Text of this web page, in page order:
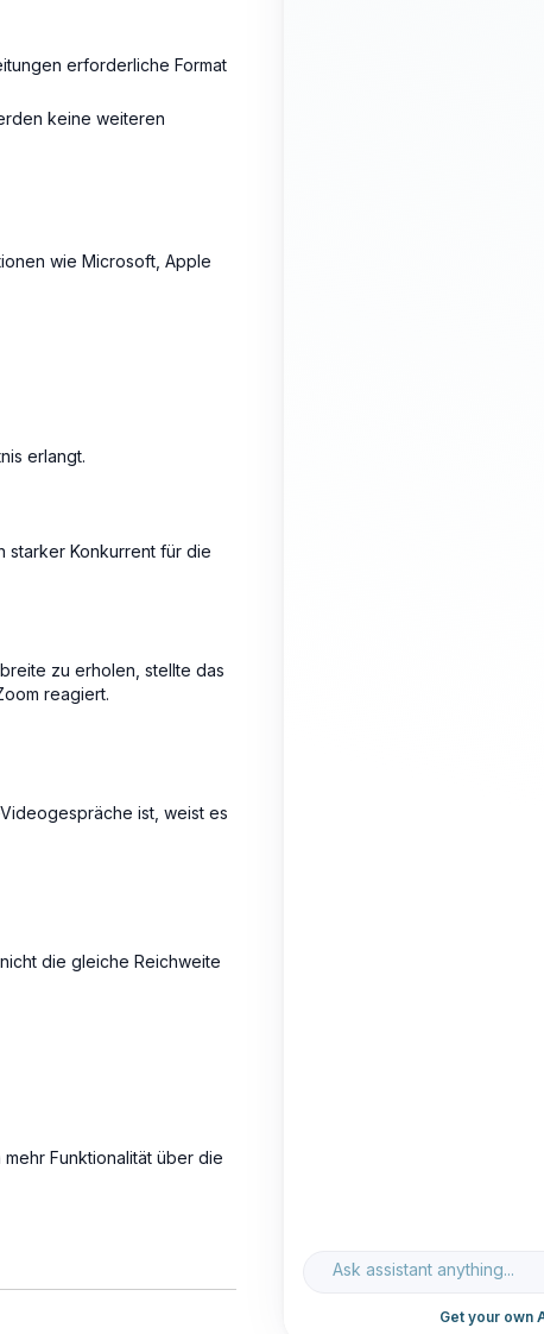
erforderliche Format
keine weiteren
wie Microsoft, Apple
erlangt.
starker Konkurrent für die
zu erholen, stellte das
reagiert.
ist, weist es
die gleiche Reichweite
Funktionalität über die